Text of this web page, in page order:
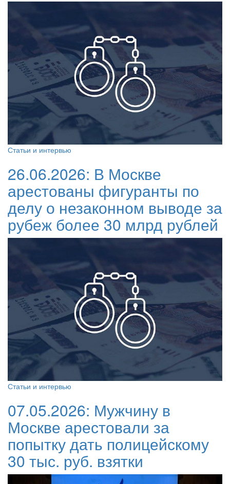
Статьи и интервью
26.06.2026: В Москве
арестованы фигуранты по
делу о незаконном выводе за
рубеж более 30 млрд рублей
Статьи и интервью
07.05.2026: Мужчину в
Москве арестовали за
попытку дать полицейскому
30 тыс. руб. взятки